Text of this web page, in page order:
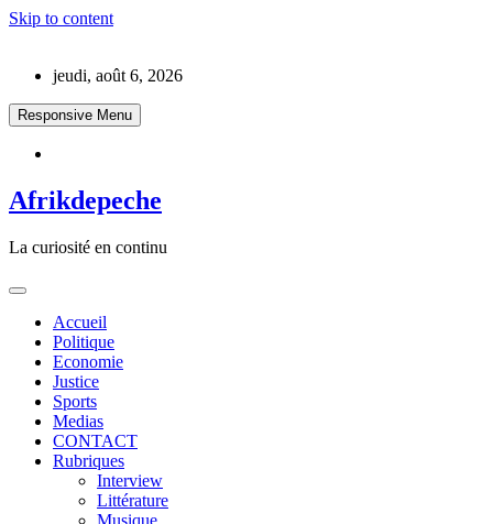
Skip to content
jeudi, août 6, 2026
Responsive Menu
Afrikdepeche
La curiosité en continu
Accueil
Politique
Economie
Justice
Sports
Medias
CONTACT
Rubriques
Interview
Littérature
Musique